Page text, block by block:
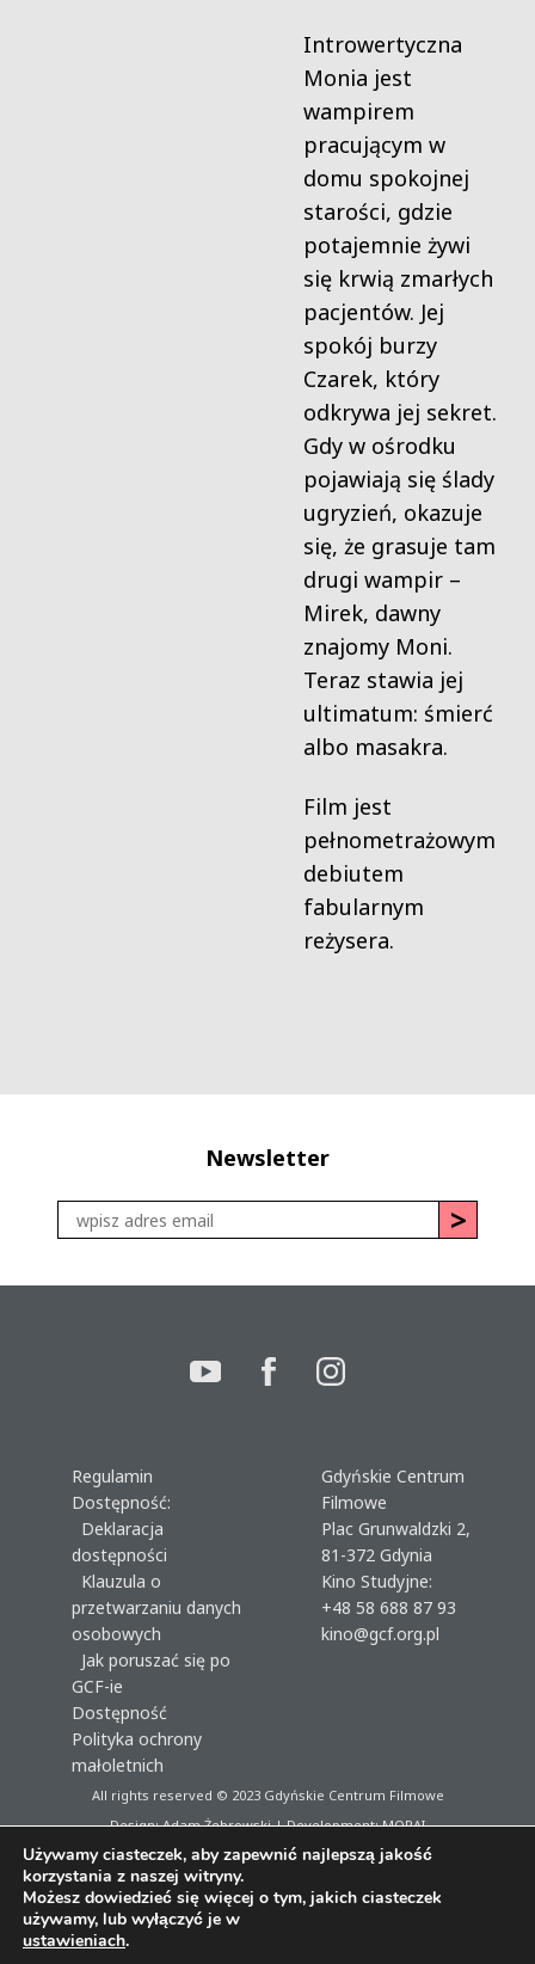
Introwertyczna
Monia jest
wampirem
pracującym w
domu spokojnej
starości, gdzie
potajemnie żywi
się krwią zmarłych
pacjentów. Jej
spokój burzy
Czarek, który
odkrywa jej sekret.
Gdy w ośrodku
pojawiają się ślady
ugryzień, okazuje
się, że grasuje tam
drugi wampir –
Mirek, dawny
znajomy Moni.
Teraz stawia jej
ultimatum: śmierć
albo masakra.
Film jest
pełnometrażowym
debiutem
fabularnym
reżysera.
Newsletter
Regulamin
Dostępność:
Deklaracja
dostępności
Klauzula o
przetwarzaniu danych
osobowych
Jak poruszać się po
GCF-ie
Dostępność
Polityka ochrony
małoletnich
Gdyńskie Centrum
Filmowe
Plac Grunwaldzki 2,
81-372 Gdynia
Kino Studyjne:
+48 58 688 87 93
kino@gcf.org.pl
All rights reserved © 2023Gdyńskie Centrum Filmowe
Design: Adam Żebrowski | Development:MORAI
Używamy ciasteczek, aby zapewnić najlepszą jakość
korzystania z naszej witryny.
Możesz dowiedzieć się więcej o tym, jakich ciasteczek
używamy, lub wyłączyć je w
ustawieniach.